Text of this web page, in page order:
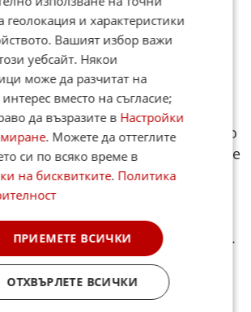
от COVID обществото е
към всяка новина за
ли сме днес?
подобно нещо да се раздува до
освен ако в обозримо бъдеще не
друго, по-голямо. Това е
на Овертон, при който нещо,
изглежда немислимо,
като реална възможност.
жабата, която се вари бавно
постепенно се загрява и
умира без да се усети.
геолокация и характеристики
Вашият избор важи
уебсайт. Някои
може да разчитат на
вместо на съгласие;
да възразите в Настройки
. Можете да оттеглите
си по всяко време в
на бисквитките. Политика
ПРИЕМЕТЕ ВСИЧКИ
ОТХВЪРЛЕТЕ ВСИЧКИ